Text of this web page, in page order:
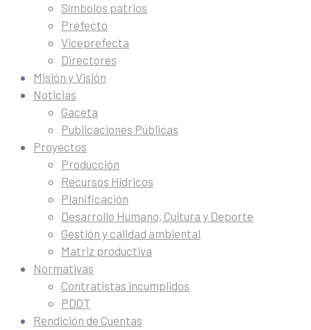
Símbolos patrios
Prefecto
Viceprefecta
Directores
Misión y Visión
Noticias
Gaceta
Publicaciones Públicas
Proyectos
Producción
Recursos Hídricos
Planificación
Desarrollo Humano, Cultura y Deporte
Gestión y calidad ambiental
Matriz productiva
Normativas
Contratistas incumplidos
PDOT
Rendición de Cuentas